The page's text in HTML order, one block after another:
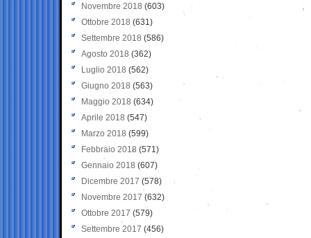
Novembre 2018 (603)
Ottobre 2018 (631)
Settembre 2018 (586)
Agosto 2018 (362)
Luglio 2018 (562)
Giugno 2018 (563)
Maggio 2018 (634)
Aprile 2018 (547)
Marzo 2018 (599)
Febbraio 2018 (571)
Gennaio 2018 (607)
Dicembre 2017 (578)
Novembre 2017 (632)
Ottobre 2017 (579)
Settembre 2017 (456)